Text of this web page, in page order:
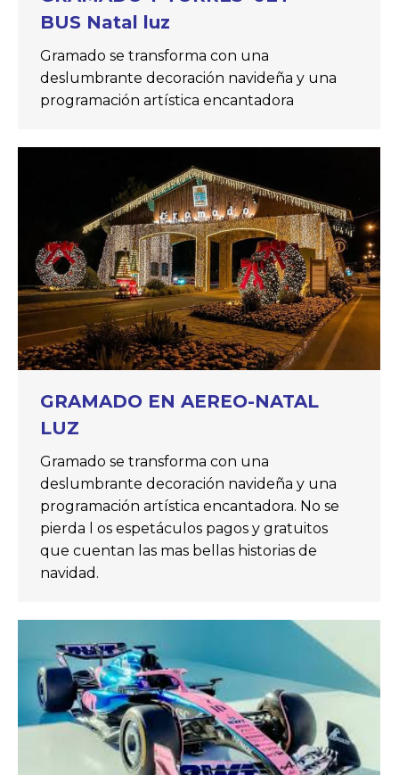
BUS Natal luz
Gramado se transforma con una
deslumbrante decoración navideña y una
programación artística encantadora
GRAMADO EN AEREO-NATAL
LUZ
Gramado se transforma con una
deslumbrante decoración navideña y una
programación artística encantadora. No se
pierda l os espetáculos pagos y gratuitos
que cuentan las mas bellas historias de
navidad.